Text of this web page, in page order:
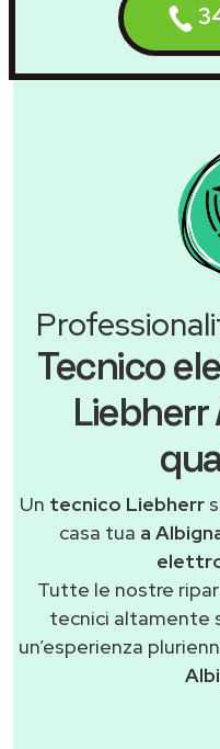
Tecnico
Liebherr
Un tecnico Liebherr
casa tua a
Tutte le nostre
tecnici altamente
un’esperienza